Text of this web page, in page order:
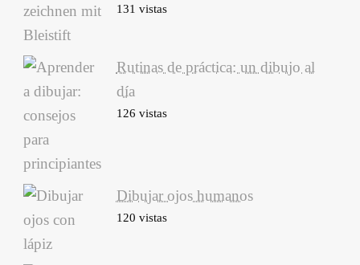
131 vistas
Rutinas de práctica: un dibujo al
día
126 vistas
Dibujar ojos humanos
120 vistas